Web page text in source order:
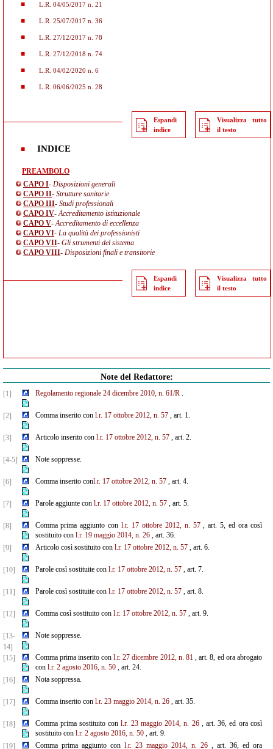
L.R. 04/05/2017 n. 21
L.R. 25/07/2017 n. 36
L.R. 27/12/2017 n. 78
L.R. 27/12/2018 n. 74
L.R. 04/02/2020 n. 6
L.R. 06/06/2025 n. 28
Espandi
indice
Visualizza tutto
il testo
INDICE
PREAMBOLO
CAPO I- Disposizioni generali
CAPO II- Strutture sanitarie
CAPO III- Studi professionali
CAPO IV- Accreditamento istituzionale
CAPO V- Accreditamento di eccellenza
CAPO VI- La qualità dei professionisti
CAPO VII- Gli strumenti del sistema
CAPO VIII- Disposizioni finali e transitorie
Espandi
indice
Visualizza tutto
il testo
Note del Redattore:
[1] Regolamento regionale 24 dicembre 2010, n. 61/R.
[2] Comma inserito con l.r. 17 ottobre 2012, n. 57, art. 1.
[3] Articolo inserito con l.r. 17 ottobre 2012, n. 57, art. 2.
[4-5] Note soppresse.
[6] Comma inserito conl.r. 17 ottobre 2012, n. 57, art. 4.
[7] Parole aggiunte con l.r. 17 ottobre 2012, n. 57, art. 5.
[8] Comma prima aggiunto conl.r. 17 ottobre 2012, n. 57, art. 5, ed ora così
sostituito con l.r. 19 maggio 2014, n. 26, art. 36.
[9]
Articolo così sostituito con l.r. 17 ottobre 2012, n. 57, art. 6.
[10] Parole così sostituite con l.r. 17 ottobre 2012, n. 57, art. 7.
[11] Parole così sostituite con l.r. 17 ottobre 2012, n. 57, art. 8.
[12] Comma così sostituito con l.r. 17 ottobre 2012, n. 57, art. 9.
[13-
14]
Note soppresse.
[15] Comma prima inserito conl.r. 27 dicembre 2012, n. 81, art. 8, ed ora abrogato
con l.r. 2 agosto 2016, n. 50, art. 24.
[16]
Nota soppressa.
[17] Comma inserito con l.r. 23 maggio 2014, n. 26, art. 35.
[18] Comma prima sostituito conl.r. 23 maggio 2014, n. 26, art. 36, ed ora così
sostituito con l.r. 2 agosto 2016, n. 50, art. 9.
[19]
Comma prima aggiunto con l.r. 23 maggio 2014, n. 26, art. 36, ed ora